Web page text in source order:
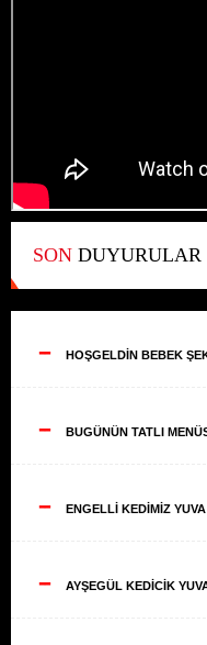
SON DUYURULAR
-- HOŞGELDİN BEBEK
-- BUGÜNÜN TATLI
-- ENGELLİ KEDİMİZ
-- AYŞEGÜL KEDİCİK